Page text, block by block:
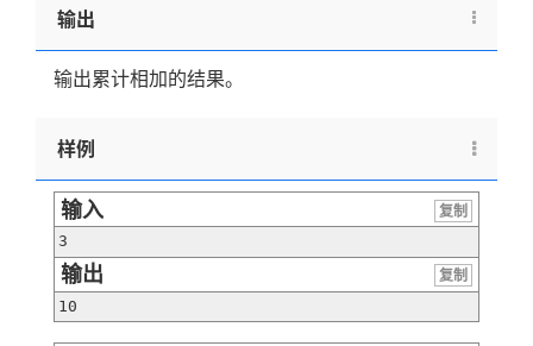
(1 +
…⋯
输出
输出累计相加的结果。
样例
输入
复制
3
输出
复制
10